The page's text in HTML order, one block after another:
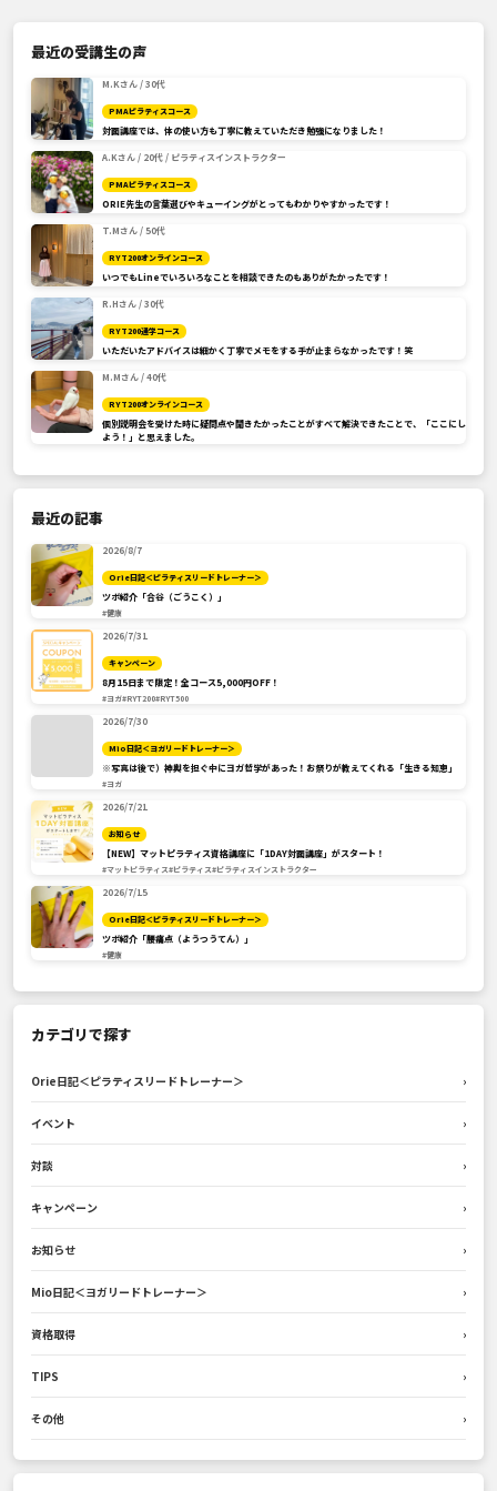
最近の受講生の声
M.Kさん / 30代
PMAピラティスコース
対面講座では、体の使い方も丁寧に教えていただき勉強になりました！
A.Kさん / 20代 / ピラティスインストラクター
PMAピラティスコース
ORIE先生の言葉選びやキューイングがとってもわかりやすかったです！
T.Mさん / 50代
RYT200オンラインコース
いつでもLineでいろいろなことを相談できたのもありがたかったです！
R.Hさん / 30代
RYT200通学コース
いただいたアドバイスは細かく丁寧でメモをする手が止まらなかったです！笑
M.Mさん / 40代
RYT200オンラインコース
個別説明会を受けた時に疑問点や聞きたかったことがすべて解決できたことで、「ここにし
よう！」と思えました。
最近の記事
2026/8/7
Orie日記＜ピラティスリードトレーナー＞
ツボ紹介「合谷（ごうこく）」
#健康
2026/7/31
キャンペーン
8月15日まで限定！全コース5,000円OFF！
#ヨガ#RYT200#RYT500
2026/7/30
Mio日記＜ヨガリードトレーナー＞
※写真は後で）神輿を担ぐ中にヨガ哲学があった！お祭りが教えてくれる「生きる知恵」
#ヨガ
2026/7/21
お知らせ
【NEW】マットピラティス資格講座に「1DAY対面講座」がスタート！
#マットピラティス#ピラティス#ピラティスインストラクター
2026/7/15
Orie日記＜ピラティスリードトレーナー＞
ツボ紹介「腰痛点（ようつうてん）」
#健康
カテゴリで探す
Orie日記＜ピラティスリードトレーナー＞ ›
イベント ›
対談 ›
キャンペーン ›
お知らせ ›
Mio日記＜ヨガリードトレーナー＞ ›
資格取得 ›
TIPS ›
その他 ›